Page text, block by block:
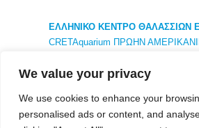
We value your privacy
We use cookies to enhance your
personalised ads or content, and
ΕΛΛΗΝΙΚΟ ΚΕΝΤΡΟ ΘΑΛΑΣΣΙΩΝ
CRETAquarium ΠΡΩΗΝ
ΚΕΝΤΡΙΚΑ : 46,7κμ ΑΘΗΝΑ ΛΕΩΦ